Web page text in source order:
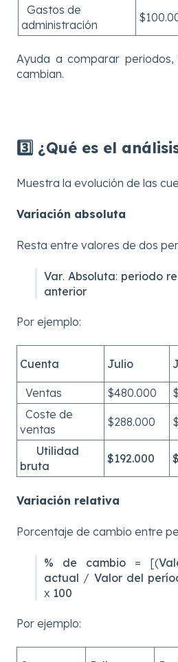
Gastos de
administración
Ayuda a comparar periodos,
cambian.
3️⃣ ¿Qué es el
Muestra la evolución de las
Variación absoluta
Resta entre valores de dos
Var. Absoluta: periodo
anterior
Por ejemplo:
Cuenta Julio
Ventas
$480.000
Coste de
ventas
$288.000
Utilidad
bruta
$192.000
Variación relativa
Porcentaje de cambio entre
% de cambio = [(
actual / Valor del
x 100
Por ejemplo: